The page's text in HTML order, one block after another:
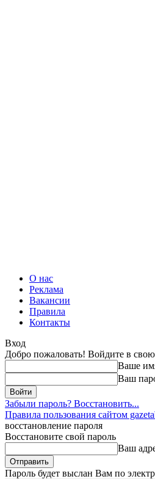
О нас
Реклама
Вакансии
Правила
Контакты
Вход
Добро пожаловать! Войдите в
Ваше
Ваш
Забыли пароль? Восстановить...
Правила пользования сайтом
восстановление пароля
Восстановите свой пароль
Ваш
Пароль будет выслан Вам по